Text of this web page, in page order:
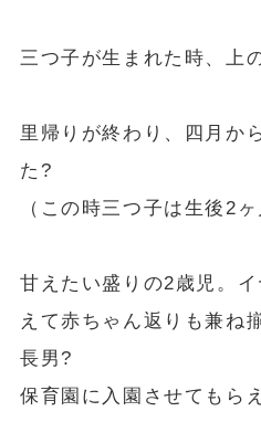
三つ子が生まれた時、上
里帰りが終わり、四月か
た?
（この時三つ子は生後2
甘えたい盛りの2歳児。
えて赤ちゃん返りも兼ね
長男?
保育園に入園させてもら